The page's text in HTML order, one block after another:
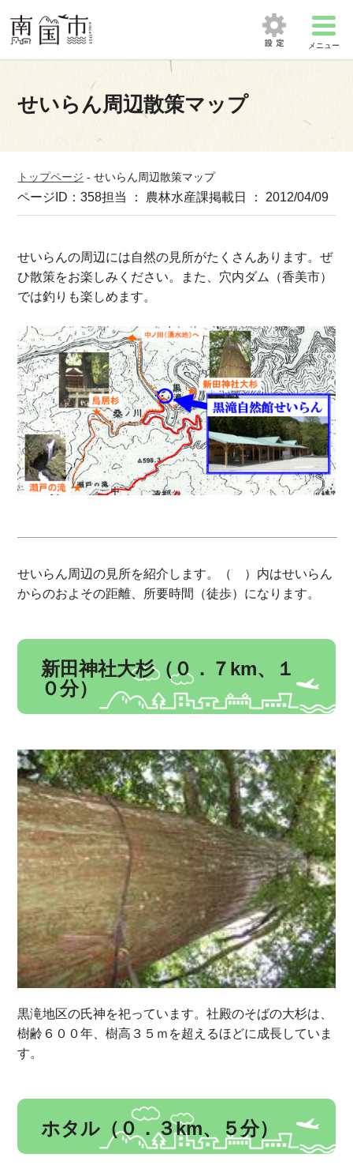
メニュー
せいらん周辺散策マップ
トップページ -せいらん周辺散策マップ
ページID：358担当 ： 農林水産課掲載日 ： 2012/04/09
せいらんの周辺には自然の見所がたくさんあります。ぜ
ひ散策をお楽しみください。また、穴内ダム（香美市）
では釣りも楽しめます。
せいらん周辺の見所を紹介します。（ ）内はせいらん
からのおよその距離、所要時間（徒歩）になります。
新田神社大杉（０．７km、１
０分）
黒滝地区の氏神を祀っています。社殿のそばの大杉は、
樹齢６００年、樹高３５ｍを超えるほどに成長していま
す。
ホタル（０．３km、５分）